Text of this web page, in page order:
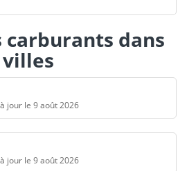
carburants dans
jour le 9 août 2026
jour le 9 août 2026